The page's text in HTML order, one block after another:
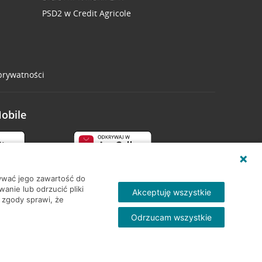
PSD2 w Credit Agricole
jego zawartość do
lub odrzucić pliki
sprawi, że
Akceptuję wszystkie
Odrzucam wszystkie